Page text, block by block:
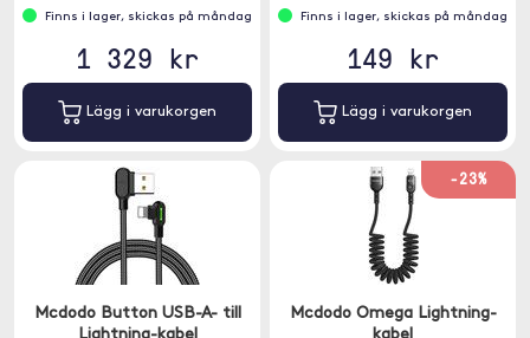
Finns i lager, skickas på måndag
1 329 kr
Lägg i varukorgen
Finns i lager, skickas på måndag
149 kr
Lägg i varukorgen
Mcdodo Button USB-A- till
-23%
Mcdodo Omega Lightning-